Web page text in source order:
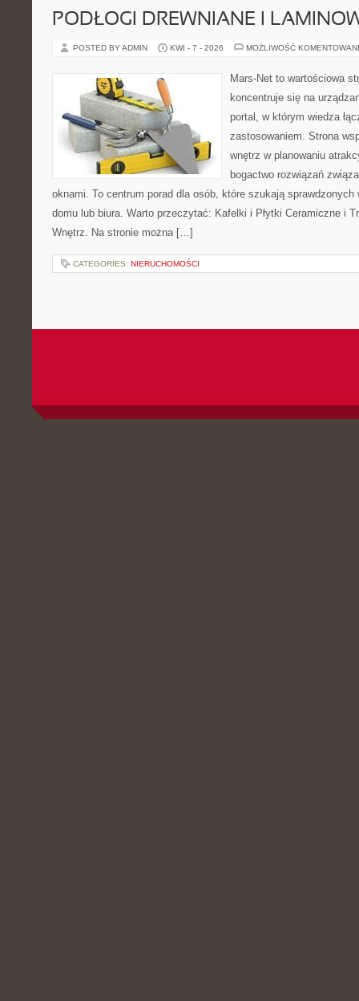
PODŁOGI DREWNIANE I
POSTED BY ADMIN KWI - 7 - 2026 MOŻLIWOŚĆ
Mars-Net to wartościowa
koncentruje się na
portal, w którym wiedza
zastosowaniem. Strona
wnętrz w planowaniu
bogactwo rozwiązań
oknami. To centrum porad dla osób, które szukają
domu lub biura. Warto przeczytać: Kafelki i Płytki Ceramiczne i
Wnętrz. Na stronie można […]
CATEGORIES: NIERUCHOMOŚCI